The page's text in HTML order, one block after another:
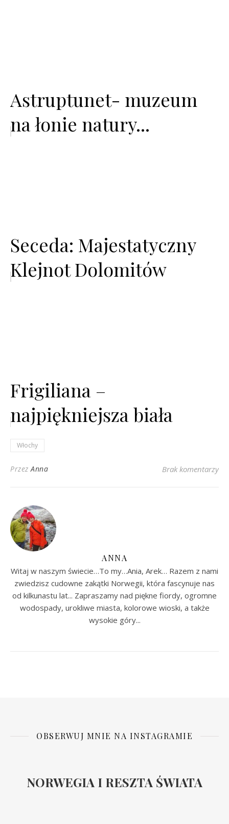
Astruptunet- muzeum
na łonie natury...
Seceda: Majestatyczny
Klejnot Dolomitów
Frigiliana –
najpiękniejsza biała
wioska Andaluzji?
Włochy
PrzezAnna Brak komentarzy
ANNA
Witaj w naszym świecie…To my…Ania, Arek… Razem z nami
zwiedzisz cudowne zakątki Norwegii, która fascynuje nas
od kilkunastu lat... Zapraszamy nad piękne fiordy, ogromne
wodospady, urokliwe miasta, kolorowe wioski, a także
wysokie góry...
OBSERWUJ MNIE NA INSTAGRAMIE
NORWEGIA I RESZTA ŚWIATA